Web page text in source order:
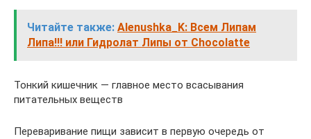
Читайте также: Alenushka_K: Всем Липам
Липа!!! или Гидролат Липы от Chocolatte
Тонкий кишечник — главное место всасывания
питательных веществ
Переваривание пищи зависит в первую очередь от